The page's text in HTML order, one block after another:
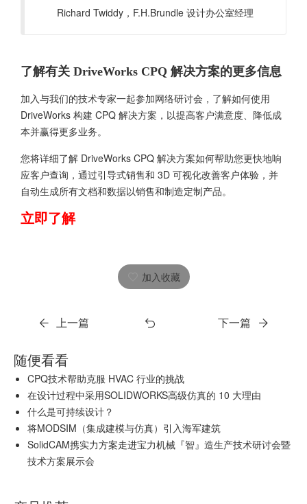
Richard Twiddy，F.H.Brundle 设计办公室经理
了解有关 DriveWorks CPQ 解决方案的更多信息
加入与我们的技术专家一起参加网络研讨会，了解如何使用
DriveWorks 构建 CPQ 解决方案，以提高客户满意度、降低成
本并赢得更多业务。
您将详细了解 DriveWorks CPQ 解决方案如何帮助您更快地响
应客户查询，通过引导式销售和 3D 可视化改善客户体验，并
自动生成所有文档和数据以销售和制造定制产品。
立即了解
加入收藏
上一篇 下一篇
随便看看
CPQ技术帮助克服 HVAC 行业的挑战
在设计过程中采用SOLIDWORKS高级仿真的 10 大理由
什么是可持续设计？
将MODSIM（集成建模与仿真）引入海军建筑
SolidCAM携实力方案走进宝力机械『智』造生产技术研讨会暨
技术方案展示会